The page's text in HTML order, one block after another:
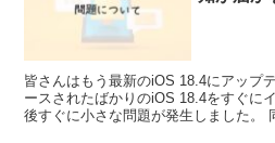
皆さんはもう最新のiOS 18.4にアップ
ースされたばかりのiOS 18.4をすぐに
後すぐに小さな問題が発生しました。